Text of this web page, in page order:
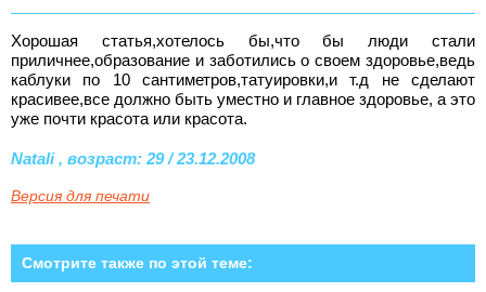
Хорошая статья,хотелось бы,что бы люди стали
приличнее,образование и заботились о своем здоровье,ведь
каблуки по 10 сантиметров,татуировки,и т.д не сделают
красивее,все должно быть уместно и главное здоровье, а это
уже почти красота или красота.
Natali , возраст: 29 / 23.12.2008
Версия для печати
Смотрите также по этой теме: